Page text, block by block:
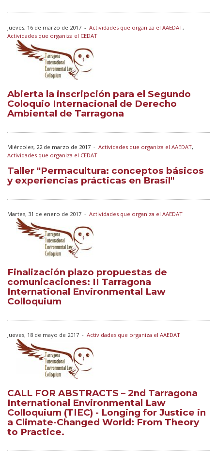
Jueves, 16 de marzo de 2017 - Actividades que organiza el AAEDAT,
Actividades que organiza el CEDAT
Abierta la inscripción para el Segundo
Coloquio Internacional de Derecho
Ambiental de Tarragona
Miércoles, 22 de marzo de 2017 - Actividades que organiza el AAEDAT,
Actividades que organiza el CEDAT
Taller "Permacultura: conceptos básicos
y experiencias prácticas en Brasil"
Martes, 31 de enero de 2017 - Actividades que organiza el AAEDAT
Finalización plazo propuestas de
comunicaciones: II Tarragona
International Environmental Law
Colloquium
Jueves, 18 de mayo de 2017 - Actividades que organiza el AAEDAT
CALL FOR ABSTRACTS – 2nd Tarragona
International Environmental Law
Colloquium (TIEC) - Longing for Justice in
a Climate-Changed World: From Theory
to Practice.